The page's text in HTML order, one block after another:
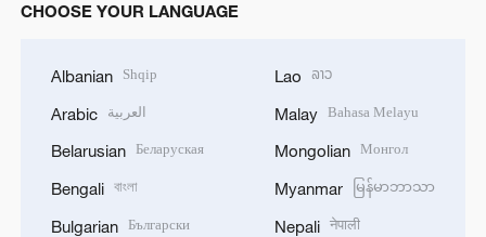
CHOOSE YOUR LANGUAGE
Albanian Shqip
Arabic العربية
Belarusian Беларуская
Bengali বাংলা
Bulgarian Български
Lao ລາວ
Malay Bahasa Melayu
Mongolian Монгол
Myanmar မြန်မာဘာသာ
Nepali नेपाली